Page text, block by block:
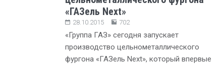
«ГАЗель Next»
28.10.2015 702
«Группа ГАЗ» сегодня запускает
производство цельнометаллического
фургона «ГАЗель Next», который впервые